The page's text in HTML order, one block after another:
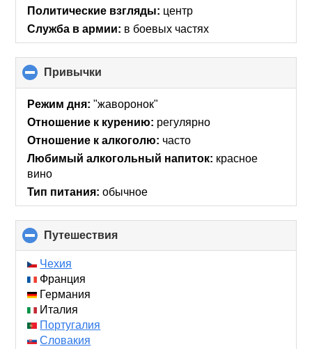
Политические взгляды: центр
Служба в армии: в боевых частях
Привычки
to
collapse
contents
Режим дня: "жаворонок"
Отношение к курению: регулярно
Отношение к алкоголю: часто
Любимый алкогольный напиток: красное
вино
Тип питания: обычное
Путешествия
to
Чехия
Франция
Германия
Италия
Португалия
Словакия